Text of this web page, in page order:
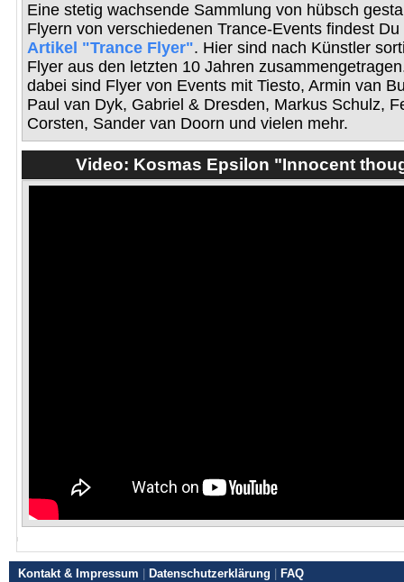
Eine stetig wachsende Sammlung von hübsch
Flyern von verschiedenen Trance-Events findest Du
Artikel "Trance Flyer". Hier sind nach Künstler
Flyer aus den letzten 10 Jahren
dabei sind Flyer von Events mit Tiesto, Armin van
Paul van Dyk, Gabriel & Dresden, Markus Schulz,
Corsten, Sander van Doorn und vielen mehr.
Video: Kosmas Epsilon "Innocent
Kontakt & Impressum Datenschutzerklärung FAQ